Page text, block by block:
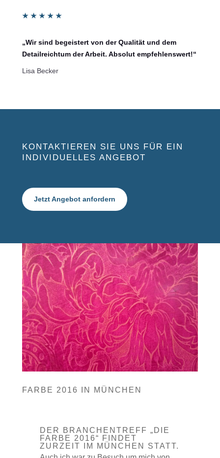
★ ★ ★ ★ ★
„Wir sind begeistert von der Qualität und dem
Detailreichtum der Arbeit. Absolut empfehlenswert!“
Lisa Becker
KONTAKTIEREN SIE UNS FÜR EIN
INDIVIDUELLES ANGEBOT
Jetzt Angebot anfordern
FARBE 2016 IN MÜNCHEN
DER BRANCHENTREFF „DIE
FARBE 2016“ FINDET
ZURZEIT IM MÜNCHEN STATT.